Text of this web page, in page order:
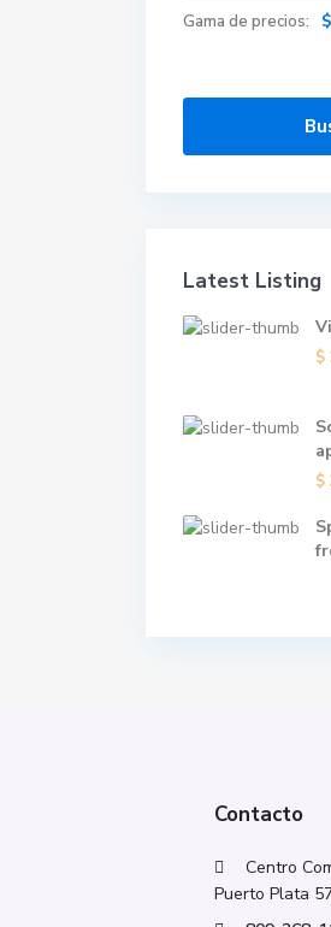
Gama de precios:
Latest Listing
$
$
Contacto
Centro
Puerto Plata